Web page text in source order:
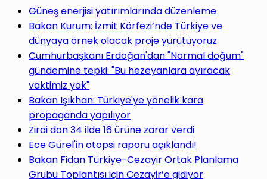
yap
...
Güneş enerjisi yatırımlarında düzenleme
Bakan Kurum: İzmit Körfezi’nde Türkiye ve
dünyaya örnek olacak proje yürütüyoruz
Cumhurbaşkanı Erdoğan'dan "Normal doğum"
gündemine tepki: "Bu hezeyanlara ayıracak
vaktimiz yok"
Bakan Işıkhan: Türkiye'ye yönelik kara
propaganda yapılıyor
Zirai don 34 ilde 16 ürüne zarar verdi
Ece Gürel'in otopsi raporu açıklandı!
Bakan Fidan Türkiye-Cezayir Ortak Planlama
Grubu Toplantısı için Cezayir’e gidiyor